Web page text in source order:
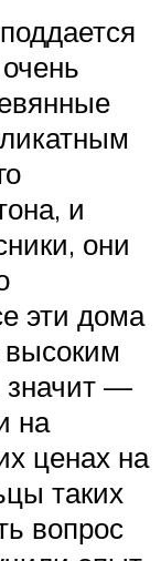
и
они
эти дома
высоким
значит —
на
ценах на
таких
вопрос